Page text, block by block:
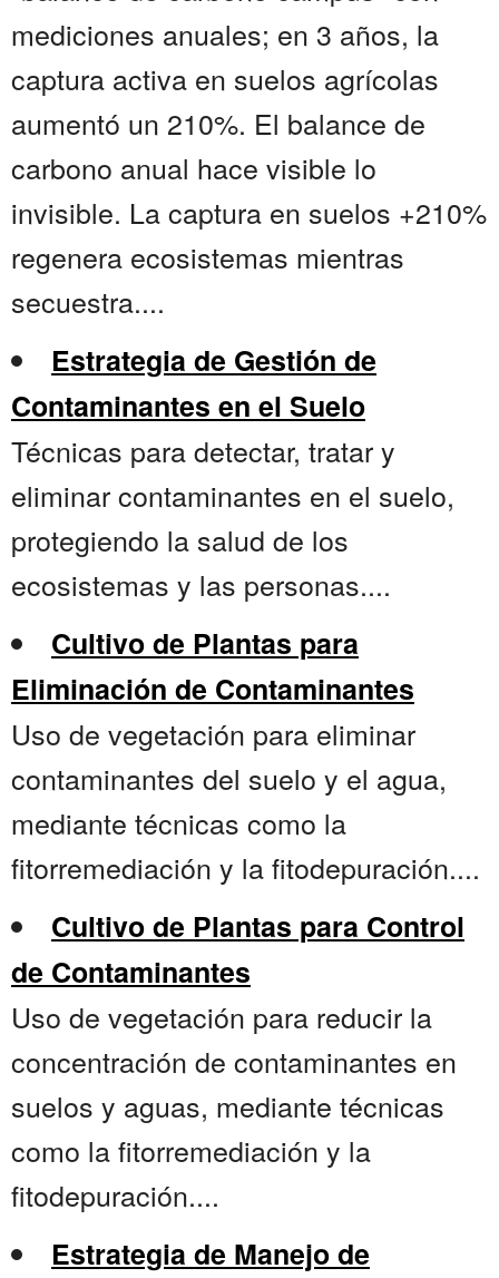
mediciones anuales; en 3 años, la
captura activa en suelos agrícolas
aumentó un 210%. El balance de
carbono anual hace visible lo
invisible. La captura en suelos +210%
regenera ecosistemas mientras
secuestra....
Estrategia de Gestión de
Contaminantes en el Suelo
Técnicas para detectar, tratar y
eliminar contaminantes en el suelo,
protegiendo la salud de los
ecosistemas y las personas....
Cultivo de Plantas para
Eliminación de Contaminantes
Uso de vegetación para eliminar
contaminantes del suelo y el agua,
mediante técnicas como la
fitorremediación y la fitodepuración....
Cultivo de Plantas para Control
de Contaminantes
Uso de vegetación para reducir la
concentración de contaminantes en
suelos y aguas, mediante técnicas
como la fitorremediación y la
fitodepuración....
Estrategia de Manejo de